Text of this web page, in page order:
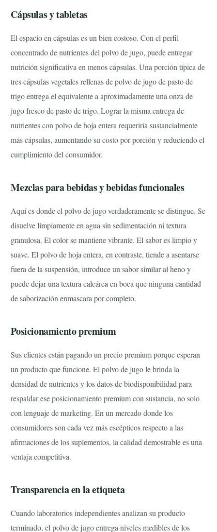
Cápsulas y tabletas
El espacio en cápsulas es un bien costoso. Con el perfil
concentrado de nutrientes del polvo de jugo, puede entregar
nutrición significativa en menos cápsulas. Una porción típica de
tres cápsulas vegetales rellenas de polvo de jugo de pasto de
trigo entrega el equivalente a aproximadamente una onza de
jugo fresco de pasto de trigo. Lograr la misma entrega de
nutrientes con polvo de hoja entera requeriría sustancialmente
más cápsulas, aumentando su costo por porción y reduciendo el
cumplimiento del consumidor.
Mezclas para bebidas y bebidas funcionales
Aquí es donde el polvo de jugo verdaderamente se distingue. Se
disuelve limpiamente en agua sin sedimentación ni textura
granulosa. El color se mantiene vibrante. El sabor es limpio y
suave. El polvo de hoja entera, en contraste, tiende a asentarse
fuera de la suspensión, introduce un sabor similar al heno y
puede dejar una textura calcárea en boca que ninguna cantidad
de saborización enmascara por completo.
Posicionamiento premium
Sus clientes están pagando un precio premium porque esperan
un producto que funcione. El polvo de jugo le brinda la
densidad de nutrientes y los datos de biodisponibilidad para
respaldar ese posicionamiento premium con sustancia, no solo
con lenguaje de marketing. En un mercado donde los
consumidores son cada vez más escépticos respecto a las
afirmaciones de los suplementos, la calidad demostrable es una
ventaja competitiva.
Transparencia en la etiqueta
Cuando laboratorios independientes analizan su producto
terminado, el polvo de jugo entrega niveles medibles de los